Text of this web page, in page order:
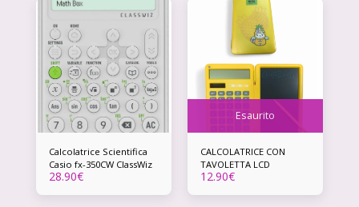
Calcolatrice Scientifica
Casio fx-350CW ClassWiz
28.90€
Esaurito
CALCOLATRICE CON
TAVOLETTA LCD
12.90€